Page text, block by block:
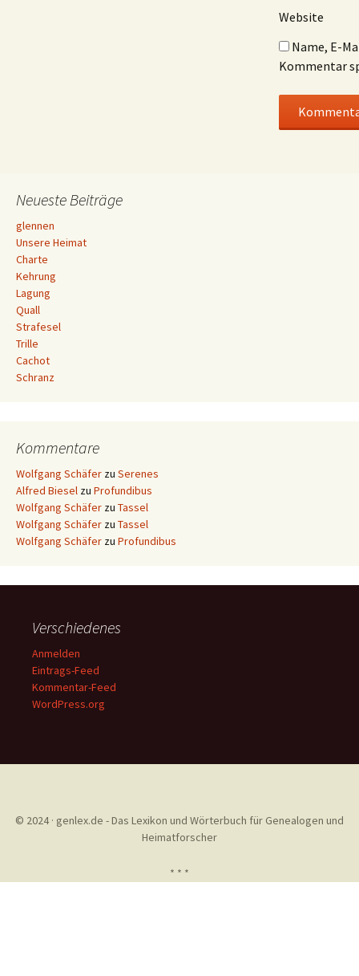
Website
Name, E-
Kommentar
Neueste Beiträge
glennen
Unsere Heimat
Charte
Kehrung
Lagung
Quall
Strafesel
Trille
Cachot
Schranz
Kommentare
Wolfgang Schäfer zu Serenes
Alfred Biesel zu Profundibus
Wolfgang Schäfer zu Tassel
Wolfgang Schäfer zu Tassel
Wolfgang Schäfer zu Profundibus
Verschiedenes
Anmelden
Eintrags-Feed
Kommentar-Feed
WordPress.org
© 2024 · genlex.de - Das Lexikon und Wörterbuch für Genealogen und
Heimatforscher
* * *